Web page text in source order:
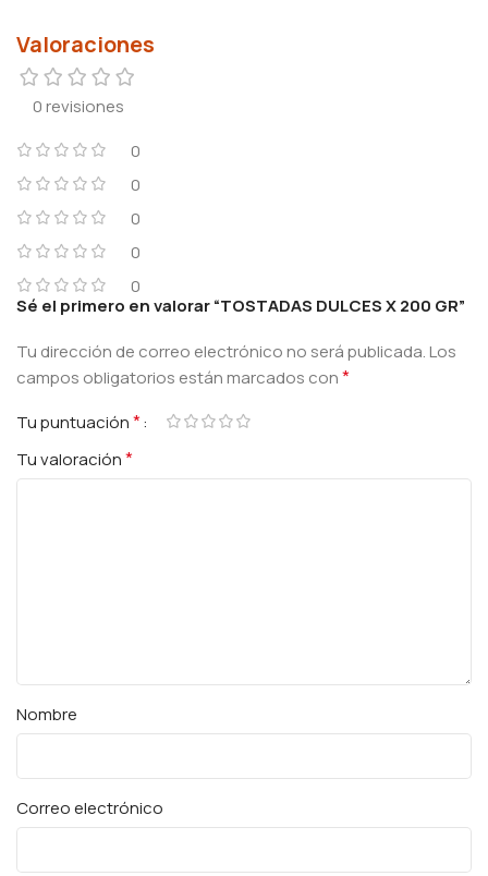
Valoraciones
0 revisiones
0
0
0
0
0
Sé el primero en valorar “TOSTADAS DULCES X 200 GR”
Tu dirección de correo electrónico no será publicada.Los
campos obligatorios están marcados con*
Tu puntuación*
Tu valoración*
Nombre
Correo electrónico